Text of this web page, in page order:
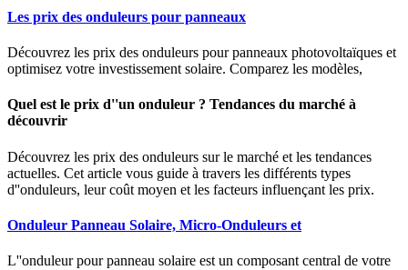
Les prix des onduleurs pour panneaux
Découvrez les prix des onduleurs pour panneaux photovoltaïques et
optimisez votre investissement solaire. Comparez les modèles,
Quel est le prix d''un onduleur ? Tendances du marché à
découvrir
Découvrez les prix des onduleurs sur le marché et les tendances
actuelles. Cet article vous guide à travers les différents types
d''onduleurs, leur coût moyen et les facteurs influençant les prix.
Onduleur Panneau Solaire, Micro-Onduleurs et
L''onduleur pour panneau solaire est un composant central de votre